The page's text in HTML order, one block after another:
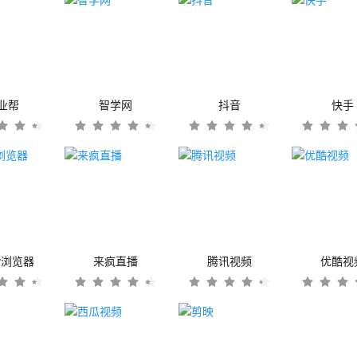
帮 智学网 抖音 快手
览器 来疯直播 腾讯视频 优酷视